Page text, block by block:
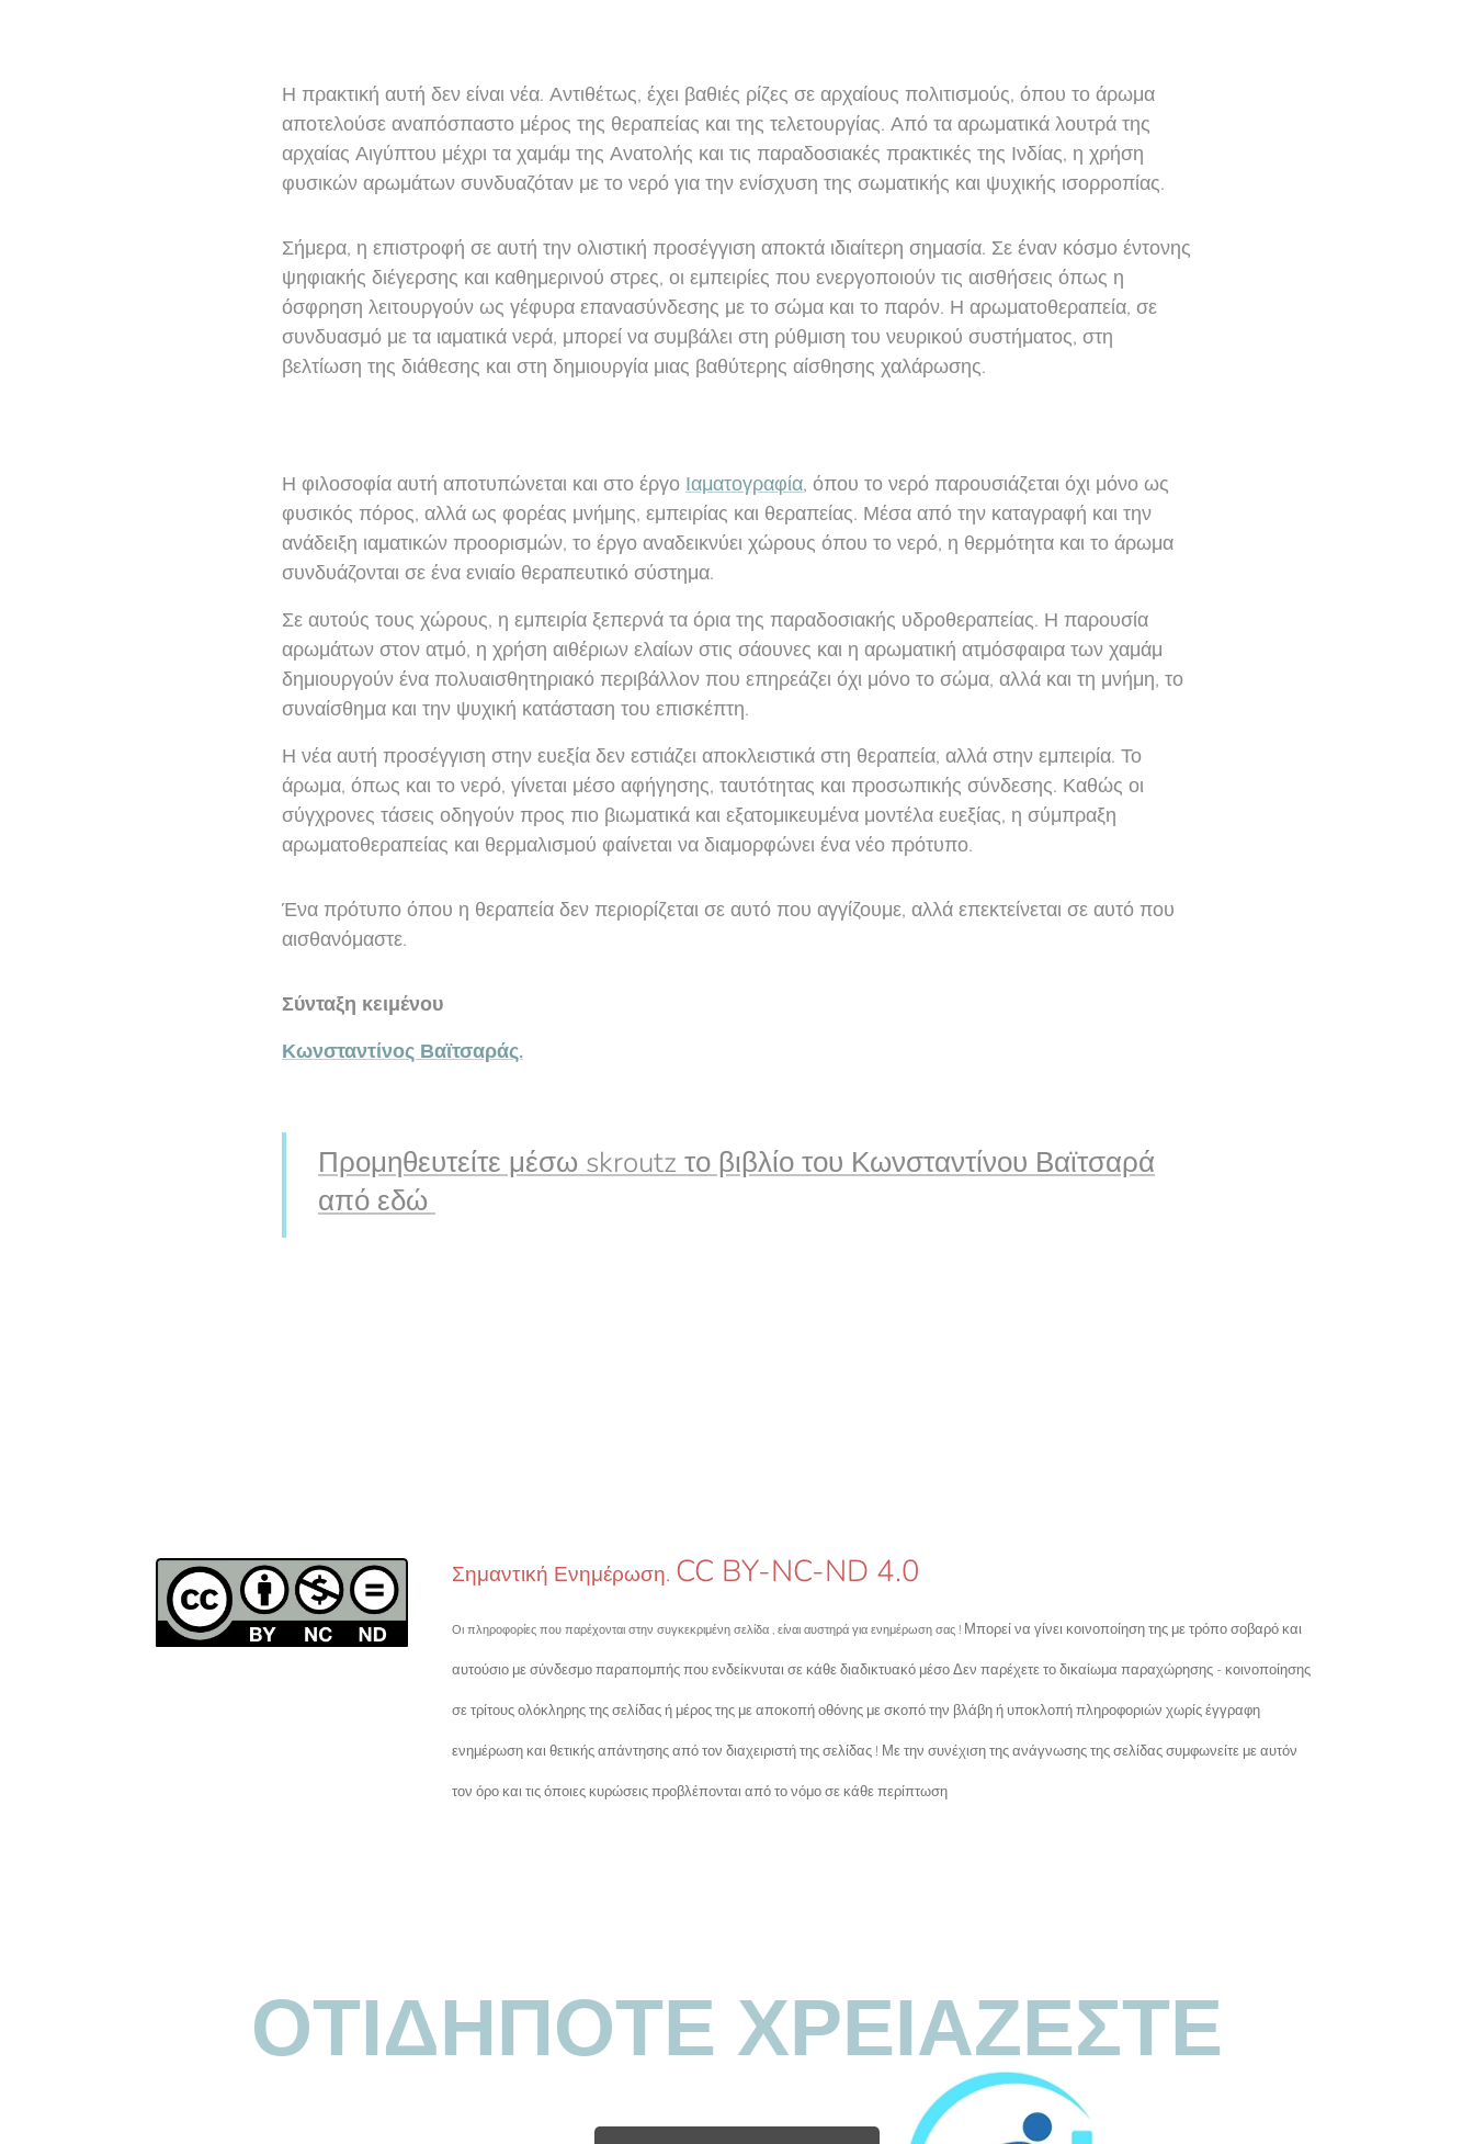
Η πρακτική αυτή δεν είναι νέα. Αντιθέτως, έχει βαθιές ρίζες σε αρχαίους πολιτισμούς, όπου το άρωμα
αποτελούσε αναπόσπαστο μέρος της θεραπείας και της τελετουργίας. Από τα αρωματικά λουτρά της
αρχαίας Αιγύπτου μέχρι τα χαμάμ της Ανατολής και τις παραδοσιακές πρακτικές της Ινδίας, η χρήση
φυσικών αρωμάτων συνδυαζόταν με το νερό για την ενίσχυση της σωματικής και ψυχικής ισορροπίας.
Σήμερα, η επιστροφή σε αυτή την ολιστική προσέγγιση αποκτά ιδιαίτερη σημασία. Σε έναν κόσμο έντονης
ψηφιακής διέγερσης και καθημερινού στρες, οι εμπειρίες που ενεργοποιούν τις αισθήσεις όπως η
όσφρηση λειτουργούν ως γέφυρα επανασύνδεσης με το σώμα και το παρόν. Η αρωματοθεραπεία, σε
συνδυασμό με τα ιαματικά νερά, μπορεί να συμβάλει στη ρύθμιση του νευρικού συστήματος, στη
βελτίωση της διάθεσης και στη δημιουργία μιας βαθύτερης αίσθησης χαλάρωσης.
Η φιλοσοφία αυτή αποτυπώνεται και στο έργο Ιαματογραφία, όπου το νερό παρουσιάζεται όχι μόνο ως
φυσικός πόρος, αλλά ως φορέας μνήμης, εμπειρίας και θεραπείας. Μέσα από την καταγραφή και την
ανάδειξη ιαματικών προορισμών, το έργο αναδεικνύει χώρους όπου το νερό, η θερμότητα και το άρωμα
συνδυάζονται σε ένα ενιαίο θεραπευτικό σύστημα.
Σε αυτούς τους χώρους, η εμπειρία ξεπερνά τα όρια της παραδοσιακής υδροθεραπείας. Η παρουσία
αρωμάτων στον ατμό, η χρήση αιθέριων ελαίων στις σάουνες και η αρωματική ατμόσφαιρα των χαμάμ
δημιουργούν ένα πολυαισθητηριακό περιβάλλον που επηρεάζει όχι μόνο το σώμα, αλλά και τη μνήμη, το
συναίσθημα και την ψυχική κατάσταση του επισκέπτη.
Η νέα αυτή προσέγγιση στην ευεξία δεν εστιάζει αποκλειστικά στη θεραπεία, αλλά στην εμπειρία. Το
άρωμα, όπως και το νερό, γίνεται μέσο αφήγησης, ταυτότητας και προσωπικής σύνδεσης. Καθώς οι
σύγχρονες τάσεις οδηγούν προς πιο βιωματικά και εξατομικευμένα μοντέλα ευεξίας, η σύμπραξη
αρωματοθεραπείας και θερμαλισμού φαίνεται να διαμορφώνει ένα νέο πρότυπο.
Ένα πρότυπο όπου η θεραπεία δεν περιορίζεται σε αυτό που αγγίζουμε, αλλά επεκτείνεται σε αυτό που
αισθανόμαστε.
Σύνταξη κειμένου
Κωνσταντίνος Βαϊτσαράς.
Προμηθευτείτε μέσω skroutz το βιβλίο του Κωνσταντίνου Βαϊτσαρά
από εδώ
Σημαντική Ενημέρωση. CC BY-NC-ND 4.0
Οι πληροφορίες που παρέχονται στην συγκεκριμένη σελίδα , είναι αυστηρά για ενημέρωση σας ! Μπορεί να γίνει κοινοποίηση της με τρόπο σοβαρό και
αυτούσιο με σύνδεσμο παραπομπής που ενδείκνυται σε κάθε διαδικτυακό μέσο Δεν παρέχετε το δικαίωμα παραχώρησης - κοινοποίησης
σε τρίτους ολόκληρης της σελίδας ή μέρος της με αποκοπή οθόνης με σκοπό την βλάβη ή υποκλοπή πληροφοριών χωρίς έγγραφη
ενημέρωση και θετικής απάντησης από τον διαχειριστή της σελίδας ! Με την συνέχιση της ανάγνωσης της σελίδας συμφωνείτε με αυτόν
τον όρο και τις όποιες κυρώσεις προβλέπονται από το νόμο σε κάθε περίπτωση
ΟΤΙΔΗΠΟΤΕ ΧΡΕΙΑΖΕΣΤΕ